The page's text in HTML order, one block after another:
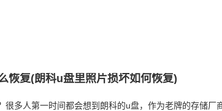
恢复(朗科u盘里照片损坏如何恢复)
很多人第一时间都会想到朗科的u盘，作为老牌的存储厂